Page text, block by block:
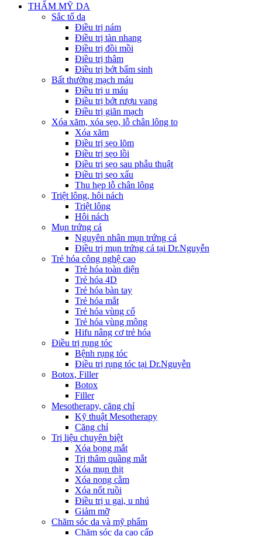
THẨM MỸ DA
Sắc tố da
Điều trị nám
Điều trị tàn nhang
Điều trị đồi mồi
Điều trị thâm
Điều trị bớt bẩm sinh
Bất thường mạch máu
Điều trị u máu
Điều trị bớt rượu vang
Điều trị giãn mạch
Xóa xăm, xóa sẹo, lỗ chân lông to
Xóa xăm
Điều trị sẹo lõm
Điều trị sẹo lồi
Điều trị sẹo sau phẫu thuật
Điều trị sẹo xấu
Thu hẹp lỗ chân lông
Triệt lông, hôi nách
Triệt lông
Hôi nách
Mụn trứng cá
Nguyên nhân mụn trứng cá
Điều trị mụn trứng cá tại Dr.Nguyễn
Trẻ hóa công nghệ cao
Trẻ hóa toàn diện
Trẻ hóa 4D
Trẻ hóa bàn tay
Trẻ hóa mắt
Trẻ hóa vùng cổ
Trẻ hóa vùng mông
Hifu nâng cơ trẻ hóa
Điều trị rụng tóc
Bệnh rụng tóc
Điều trị rụng tóc tại Dr.Nguyễn
Botox, Filler
Botox
Filler
Mesotherapy, căng chỉ
Kỹ thuật Mesotherapy
Căng chỉ
Trị liệu chuyên biệt
Xóa bọng mắt
Trị thâm quầng mắt
Xóa mụn thịt
Xóa nọng cằm
Xóa nốt ruồi
Điều trị u gai, u nhú
Giảm mỡ
Chăm sóc da và mỹ phẩm
Chăm sóc da cao cấp